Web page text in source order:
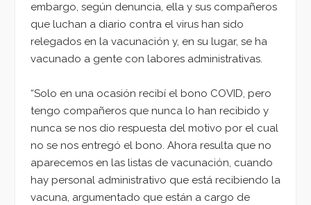
embargo, según denuncia, ella y sus compañeros
que luchan a diario contra el virus han sido
relegados en la vacunación y, en su lugar, se ha
vacunado a gente con labores administrativas.
“Solo en una ocasión recibí el bono COVID, pero
tengo compañeros que nunca lo han recibido y
nunca se nos dio respuesta del motivo por el cual
no se nos entregó el bono. Ahora resulta que no
aparecemos en las listas de vacunación, cuando
hay personal administrativo que está recibiendo la
vacuna, argumentado que están a cargo de